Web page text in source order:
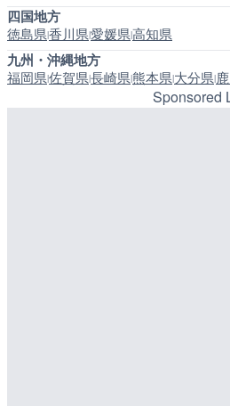
四国地方
徳島県|香川県|愛媛県|高知県
九州・沖縄地方
福岡県|佐賀県|長崎県|熊本県|大分県|
Sponsored